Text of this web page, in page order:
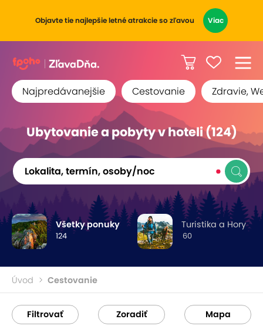
Objavte tie najlepšie letné atrakcie so zľavou Viac
Najpredávanejšie Cestovanie Zdravie,
Ubytovanie a pobyty v hoteli (124)
Lokalita, termín, osoby/noc
124
Všetky ponuky
60
Turistika a Hory
Úvod Cestovanie
Filtrovať Zoradiť Mapa